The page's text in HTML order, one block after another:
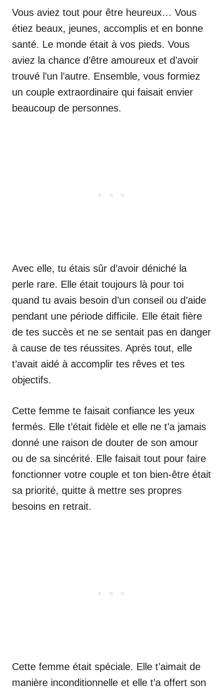
Vous aviez tout pour être heureux… Vous
étiez beaux, jeunes, accomplis et en bonne
santé. Le monde était à vos pieds. Vous
aviez la chance d’être amoureux et d’avoir
trouvé l’un l’autre. Ensemble, vous formiez
un couple extraordinaire qui faisait envier
beaucoup de personnes.
Avec elle, tu étais sûr d’avoir déniché la
perle rare. Elle était toujours là pour toi
quand tu avais besoin d’un conseil ou d’aide
pendant une période difficile. Elle était fière
de tes succès et ne se sentait pas en danger
à cause de tes réussites. Après tout, elle
t’avait aidé à accomplir tes rêves et tes
objectifs.
Cette femme te faisait confiance les yeux
fermés. Elle t’était fidèle et elle ne t’a jamais
donné une raison de douter de son amour
ou de sa sincérité. Elle faisait tout pour faire
fonctionner votre couple et ton bien-être était
sa priorité, quitte à mettre ses propres
besoins en retrait.
Cette femme était spéciale. Elle t’aimait de
manière inconditionnelle et elle t’a offert son